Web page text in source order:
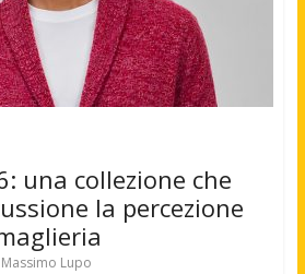
una collezione che
la percezione
Massimo Lupo